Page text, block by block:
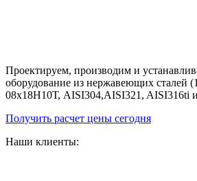
Проектируем, производим и
оборудование из нержавеющих сталей
08х18Н10Т, AISI304,AISI321,
Получить расчет цены сегодня
Наши клиенты: